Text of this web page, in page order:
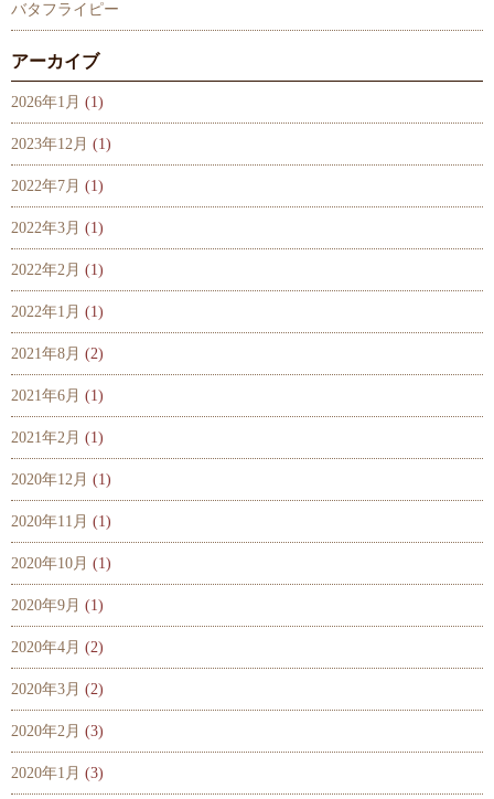
バタフライピー
アーカイブ
2026年1月 (1)
2023年12月 (1)
2022年7月 (1)
2022年3月 (1)
2022年2月 (1)
2022年1月 (1)
2021年8月 (2)
2021年6月 (1)
2021年2月 (1)
2020年12月 (1)
2020年11月 (1)
2020年10月 (1)
2020年9月 (1)
2020年4月 (2)
2020年3月 (2)
2020年2月 (3)
2020年1月 (3)